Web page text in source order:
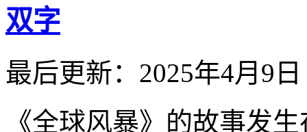
双字
最后更新：2025年4月9日
《全球风暴》的故事发